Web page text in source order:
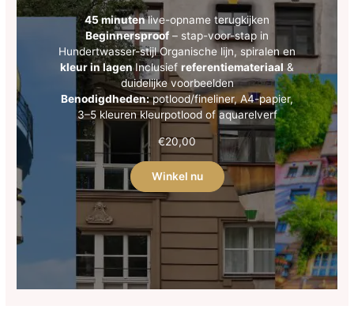
45 minutenlive-opname terugkijken
Beginnersproof – stap-voor-stap in
Hundertwasser-stijl Organische lijn, spiralen en
kleur in lagenInclusief referentiemateriaal&
duidelijke voorbeelden
Benodigdheden:potlood/fineliner, A4-papier,
3–5 kleuren kleurpotlood of aquarelverf
€20,00
Winkel nu